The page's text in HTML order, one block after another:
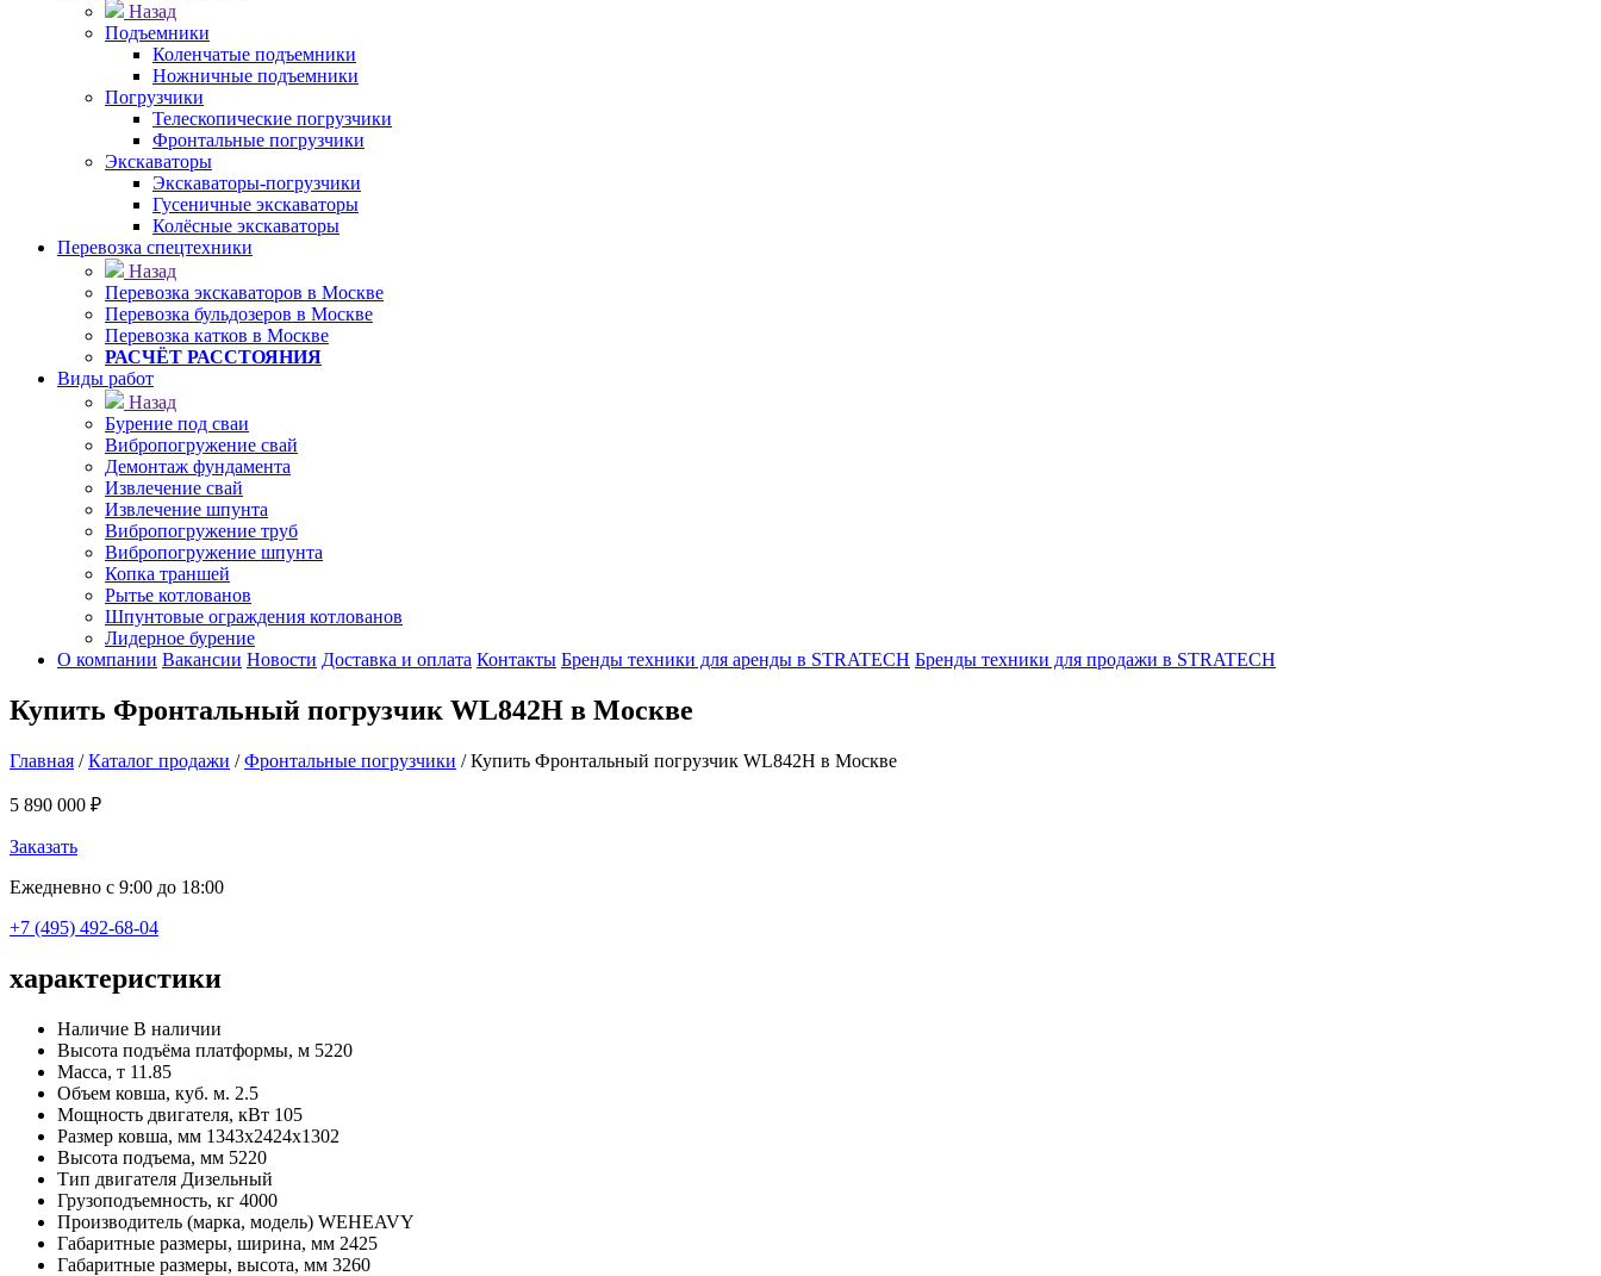
Назад
Подъемники
Коленчатые подъемники
Ножничные подъемники
Погрузчики
Телескопические погрузчики
Фронтальные погрузчики
Экскаваторы
Экскаваторы-погрузчики
Гусеничные экскаваторы
Колёсные экскаваторы
Перевозка спецтехники
Назад
Перевозка экскаваторов в Москве
Перевозка бульдозеров в Москве
Перевозка катков в Москве
РАСЧЁТ РАССТОЯНИЯ
Виды работ
Назад
Бурение под сваи
Вибропогружение свай
Демонтаж фундамента
Извлечение свай
Извлечение шпунта
Вибропогружение труб
Вибропогружение шпунта
Копка траншей
Рытье котлованов
Шпунтовые ограждения котлованов
Лидерное бурение
О компании Вакансии Новости Доставка и оплата Контакты Бренды техники для аренды в STRATECH Бренды техники для продажи в STRATECH
Купить Фронтальный погрузчик WL842H в Москве
Главная / Каталог продажи / Фронтальные погрузчики / Купить Фронтальный погрузчик WL842H в Москве
5 890 000 ₽
Заказать
Ежедневно с 9:00 до 18:00
+7 (495) 492-68-04
характеристики
Наличие В наличии
Высота подъёма платформы, м 5220
Масса, т 11.85
Объем ковша, куб. м. 2.5
Мощность двигателя, кВт 105
Размер ковша, мм 1343x2424x1302
Высота подъема, мм 5220
Тип двигателя Дизельный
Грузоподъемность, кг 4000
Производитель (марка, модель) WEHEAVY
Габаритные размеры, ширина, мм 2425
Габаритные размеры, высота, мм 3260